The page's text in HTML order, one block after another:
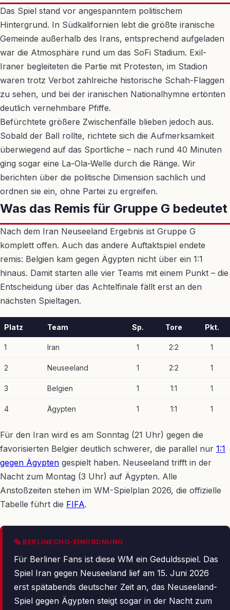
Das Spiel stand vor angespanntem politischem
Hintergrund. In Südkalifornien lebt die größte iranische
Gemeinde außerhalb des Irans, entsprechend aufgeladen
war die Atmosphäre rund um das SoFi Stadium. Exil-
Iraner begleiteten die Partie mit Protesten, im Stadion
waren trotz Verbot zahlreiche historische Schah-Flaggen
zu sehen, und bei der iranischen Nationalhymne ertönten
deutlich vernehmbare Pfiffe.
Befürchtete größere Zwischenfälle blieben jedoch aus.
Sobald der Ball rollte, richtete sich die Aufmerksamkeit
überwiegend auf das Sportliche – nach rund 40 Minuten
ging sogar eine La-Ola-Welle durch die Ränge. Wir
berichten über die politische Dimension sachlich und
ordnen sie ein, ohne Partei zu ergreifen.
Was das Remis für Gruppe G bedeutet
Nach dem Iran Neuseeland Ergebnis ist Gruppe G
komplett offen. Auch das andere Auftaktspiel endete
remis: Belgien kam gegen Ägypten nicht über ein 1:1
hinaus. Damit starten alle vier Teams mit einem Punkt – die
Entscheidung über das Achtelfinale fällt erst an den
nächsten Spieltagen.
Platz Team Sp. Tore Pkt.
1 Iran 1 2:2 1
2 Neuseeland 1 2:2 1
3 Belgien 1 1:1 1
4 Ägypten 1 1:1 1
Für den Iran wird es am Sonntag (21 Uhr) gegen die
favorisierten Belgier deutlich schwerer, die parallel nur 1:1
gegen Ägypten gespielt haben. Neuseeland trifft in der
Nacht zum Montag (3 Uhr) auf Ägypten. Alle
Anstoßzeiten stehen im WM-Spielplan 2026, die offizielle
Tabelle führt die FIFA.
🗞 BERLINECHO-EINORDNUNG
Für Berliner Fans ist diese WM ein Geduldsspiel. Das
Spiel Iran gegen Neuseeland lief am 15. Juni 2026
erst spätabends deutscher Zeit an, das Neuseeland-
Spiel gegen Ägypten steigt sogar in der Nacht zum